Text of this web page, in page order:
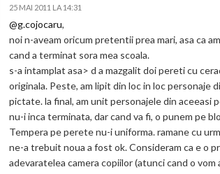
25 MAI 2011 LA 14:31
@g.cojocaru,
noi n-aveam oricum pretentii prea mari, asa ca
cand a terminat sora mea scoala.
s-a intamplat asa> d a mazgalit doi pereti cu
originala. Peste, am lipit din loc in loc personaje
pictate. la final, am unit personajele din
nu-i inca terminata, dar cand va fi, o punem pe
Tempera pe perete nu-i uniforma. ramane cu
ne-a trebuit noua a fost ok. Consideram ca e o
adevaratelea camera copiilor (atunci cand o vom